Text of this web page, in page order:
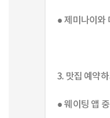
● 제미나이와
3. 맛집 예약하
● 웨이팅 앱